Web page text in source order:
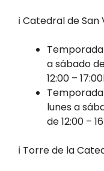
ℹ️ Catedral de San
a sábado
12:00 –
lunes a
de 12:00 –
ℹ️ Torre de la